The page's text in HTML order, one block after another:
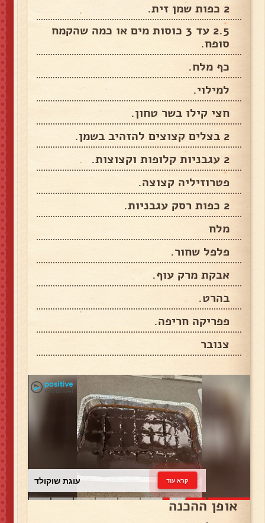
2 כפות שמן זית.
2.5 עד 3 כוסות מים או כמה שהקמח
סופח.
כף מלח.
למילוי.
חצי קילו בשר טחון.
2 בצלים קצוצים להזהיב בשמן.
2 עגבניות קלופות וקצוצות.
פטרוזיליה קצוצה.
2 כפות רסק עגבניות.
מלח
פלפל שחור.
אבקת מרק עוף.
בהרט.
פפריקה חריפה.
צנובר
עוגת שוקולד קרא עוד
אופן ההכנה